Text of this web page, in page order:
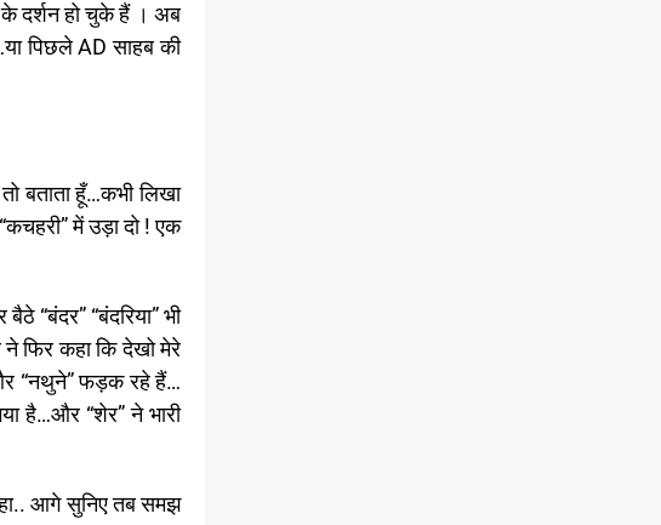
के दर्शन हो चुके हैं । अब
पिछले AD साहब की
बताता हूँ…कभी लिखा
में उड़ा दो ! एक
“बंदर” “बंदरिया” भी
ने फिर कहा कि देखो मेरे
“नथुने” फड़क रहे हैं…
है…और “शेर” ने भारी
आगे सुनिए तब समझ